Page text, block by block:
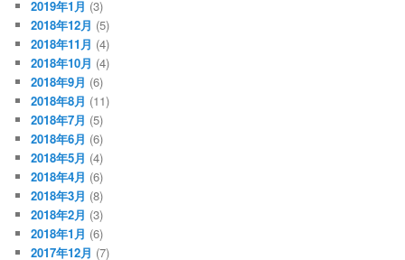
2019年1月 (3)
2018年12月 (5)
2018年11月 (4)
2018年10月 (4)
2018年9月 (6)
2018年8月 (11)
2018年7月 (5)
2018年6月 (6)
2018年5月 (4)
2018年4月 (6)
2018年3月 (8)
2018年2月 (3)
2018年1月 (6)
2017年12月 (7)